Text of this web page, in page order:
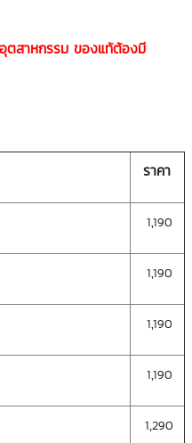
ตสาหกรรม ของแท้ต้องมี
ราคา
1,190
1,190
1,190
1,190
1,290